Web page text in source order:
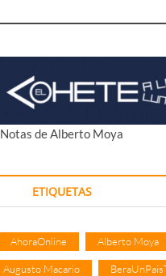
Notas de Alberto Moya
ETIQUETAS
AhoraOnline Alberto Moya
Augusto Macario